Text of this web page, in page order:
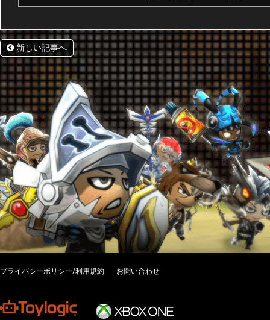
新しい記事へ
プライバシーポリシー/利用規約 お問い合わせ